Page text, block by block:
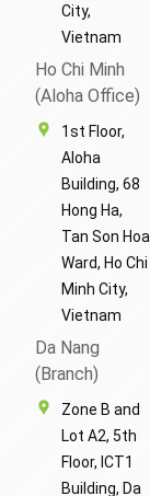
City,
Vietnam
Ho Chi Minh
(Aloha Office)
1st Floor,
Aloha
Building, 68
Hong Ha,
Tan Son Hoa
Ward, Ho Chi
Minh City,
Vietnam
Da Nang
(Branch)
Zone B and
Lot A2, 5th
Floor, ICT1
Building, Da